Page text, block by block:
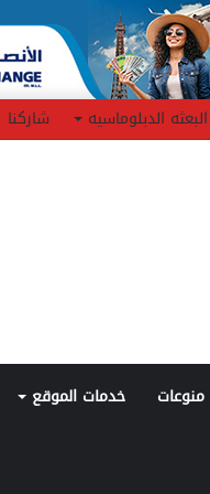
البعثه الدبلوماسيه شاركنا
منوعات خدمات الموقع